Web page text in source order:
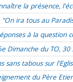
la présence,
"On ira tous au
à la question
Dimanche du TO,
sans tabous sur
du Père